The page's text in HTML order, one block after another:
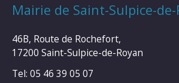
Mairie de Saint-Sulpice-de-
46B, Route de Rochefort,
17200 Saint-Sulpice-de-Royan
Tel: 05 46 39 05 07